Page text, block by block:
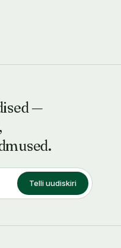
—
Telli uudiskiri